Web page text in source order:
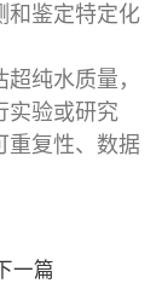
和鉴定特定化
纯水质量，
实验或研究
重复性、数据
一篇